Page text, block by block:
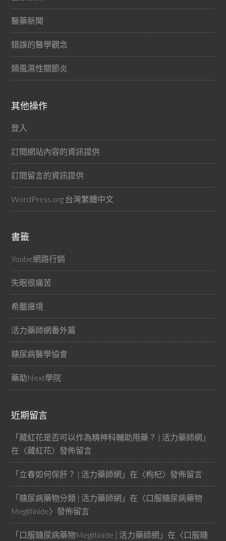
醫藥新聞
錯誤的醫學觀念
類風濕性關節炎
其他操作
登入
訂閱網站內容的資訊提供
訂閱留言的資訊提供
WordPress.org 台灣繁體中文
書籤
Yoube網路行銷
失眠很痛苦
希臘邊境
活力藥師網番外篇
糖尿病醫學協會
藥助Next學院
近期留言
「藏紅花是否可以作為精神科輔助用藥？ | 活力藥師網 」
在〈藏紅花〉發佈留言
「立春如何保肝？ | 活力藥師網 」在〈枸杞〉發佈留言
「糖尿病藥物分類 | 活力藥師網 」在〈口服糖尿病藥物
Meglitinide〉發佈留言
「口服糖尿病藥物Meglitinide | 活力藥師網 」在〈口服糖